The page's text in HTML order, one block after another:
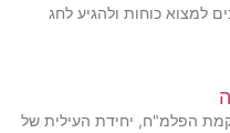
למצוא כוחות ולהגיע לחג
הפלמ"ח, יחידת העילית של